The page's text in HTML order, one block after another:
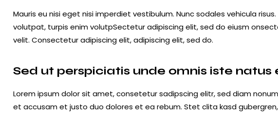
Mauris eu nisi eget nisi imperdiet vestibulum. Nunc sodales vehicula
volutpat, turpis enim volutpSectetur adipiscing elit, sed do eiusm
velit. Consectetur adipiscing elit, adipiscing elit, sed do.
Sed ut perspiciatis unde omnis iste natus
Lorem ipsum dolor sit amet, consetetur sadipscing elitr, sed diam
et accusam et justo duo dolores et ea rebum. Stet clita kasd